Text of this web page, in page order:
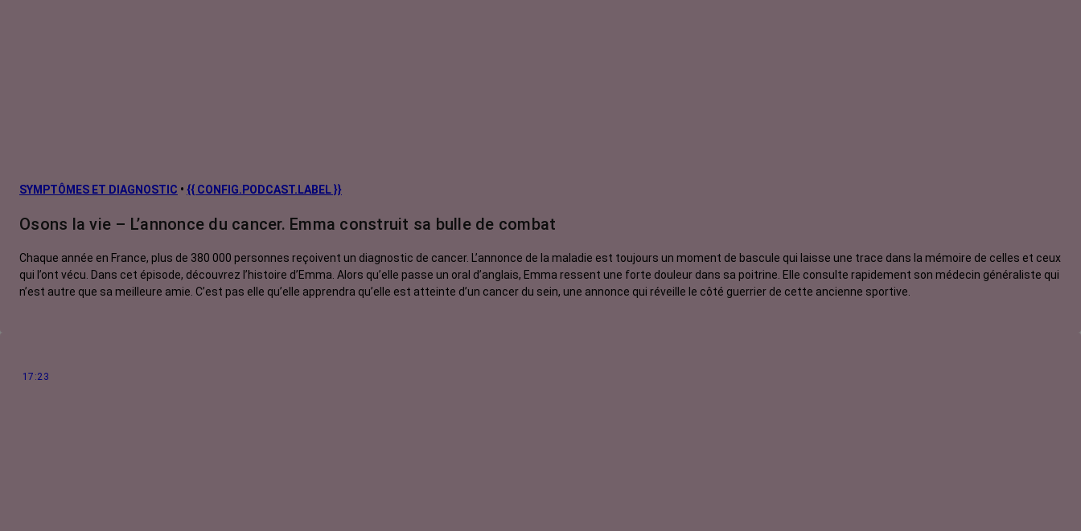
SYMPTÔMES ET DIAGNOSTIC • {{ CONFIG.PODCAST.LABEL }}
Osons la vie – L’annonce du cancer. Emma construit sa bulle de combat
Chaque année en France, plus de 380 000 personnes reçoivent un diagnostic de cancer. L’annonce de la maladie est toujours un moment de bascule qui laisse une trace dans la mémoire de celles et ceux
qui l’ont vécu. Dans cet épisode, découvrez l’histoire d’Emma. Alors qu’elle passe un oral d’anglais, Emma ressent une forte douleur dans sa poitrine. Elle consulte rapidement son médecin généraliste qui
n’est autre que sa meilleure amie. C’est pas elle qu’elle apprendra qu’elle est atteinte d’un cancer du sein, une annonce qui réveille le côté guerrier de cette ancienne sportive.
17:23